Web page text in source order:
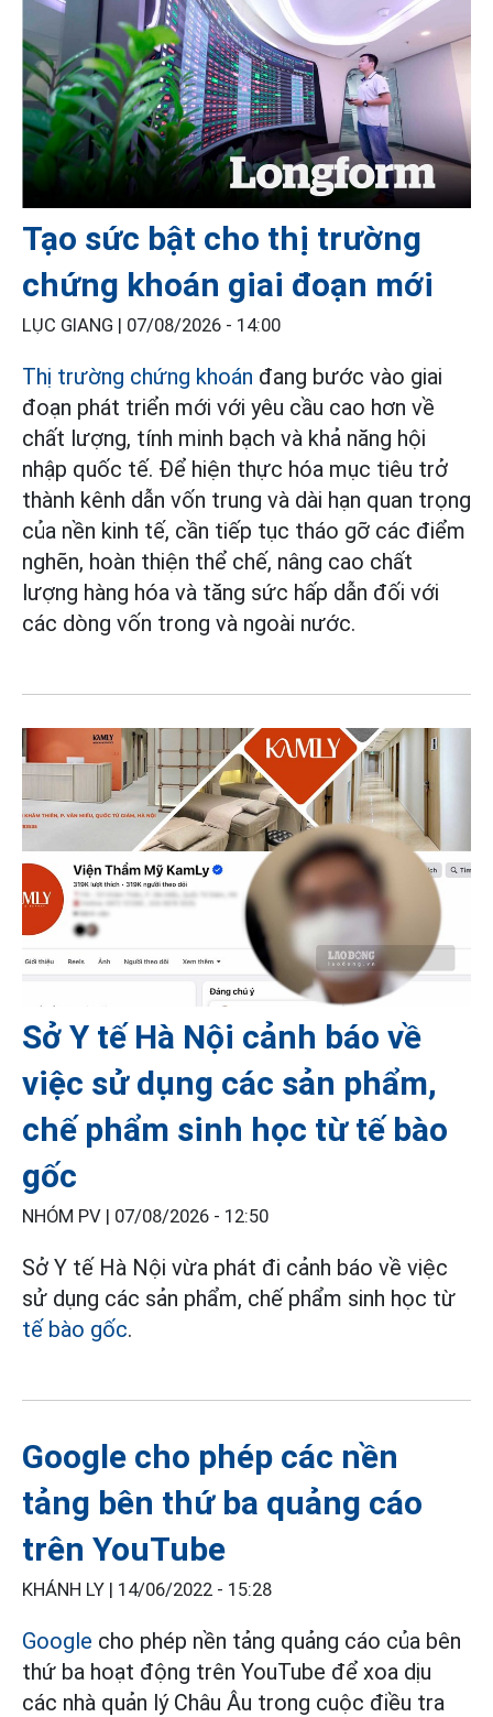
Tạo sức bật cho thị trường
chứng khoán giai đoạn mới
LỤC GIANG | 07/08/2026 - 14:00
Thị trường chứng khoán đang bước vào giai
đoạn phát triển mới với yêu cầu cao hơn về
chất lượng, tính minh bạch và khả năng hội
nhập quốc tế. Để hiện thực hóa mục tiêu trở
thành kênh dẫn vốn trung và dài hạn quan trọng
của nền kinh tế, cần tiếp tục tháo gỡ các điểm
nghẽn, hoàn thiện thể chế, nâng cao chất
lượng hàng hóa và tăng sức hấp dẫn đối với
các dòng vốn trong và ngoài nước.
Sở Y tế Hà Nội cảnh báo về
việc sử dụng các sản phẩm,
chế phẩm sinh học từ tế bào
gốc
NHÓM PV | 07/08/2026 - 12:50
Sở Y tế Hà Nội vừa phát đi cảnh báo về việc
sử dụng các sản phẩm, chế phẩm sinh học từ
tế bào gốc.
Google cho phép các nền
tảng bên thứ ba quảng cáo
trên YouTube
KHÁNH LY | 14/06/2022 - 15:28
Google cho phép nền tảng quảng cáo của bên
thứ ba hoạt động trên YouTube để xoa dịu
các nhà quản lý Châu Âu trong cuộc điều tra